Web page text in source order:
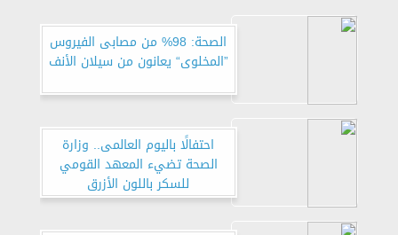
الصحة: 98% من مصابى الفيروس
”المخلوى“ يعانون من سيلان الأنف
احتفالًا باليوم العالمى.. وزارة
الصحة تضيء المعهد القومي
للسكر باللون الأزرق